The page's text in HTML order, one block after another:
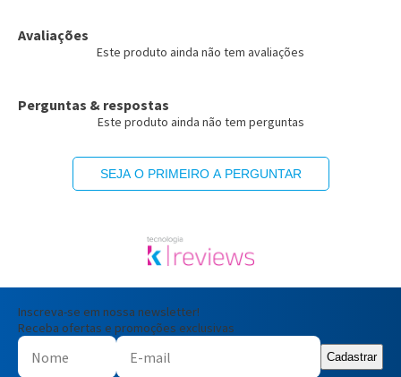
Avaliações
Este produto ainda não tem avaliações
Perguntas & respostas
Este produto ainda não tem perguntas
SEJA O PRIMEIRO A PERGUNTAR
Inscreva-se em nossa newsletter!
Receba ofertas e promoções exclusivas
Cadastrar